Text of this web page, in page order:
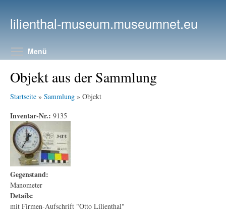
lilienthal-museum.museumnet.eu
Menü
Objekt aus der Sammlung
Startseite » Sammlung » Objekt
Inventar-Nr.: 9135
Gegenstand:
Manometer
Details:
mit Firmen-Aufschrift "Otto Lilienthal"